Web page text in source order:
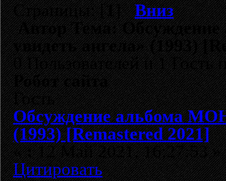
Страницы: [1]Вниз
АвторТема:
увидеть ангела» (1993)
0 Пользователей и 1 Гость
Робот сайта
Гость
Обсуждение альбома
(1993) [Remastered 2021]
«:12 Май 2021, 16:27:53 »
Цитировать